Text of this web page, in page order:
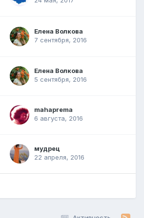
Елена Волкова
7 сентября, 2016
Елена Волкова
5 сентября, 2016
mahaprema
6 августа, 2016
мудрец
22 апреля, 2016